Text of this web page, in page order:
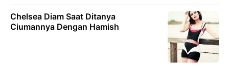
Chelsea Diam Saat Ditanya
Ciumannya Dengan Hamish